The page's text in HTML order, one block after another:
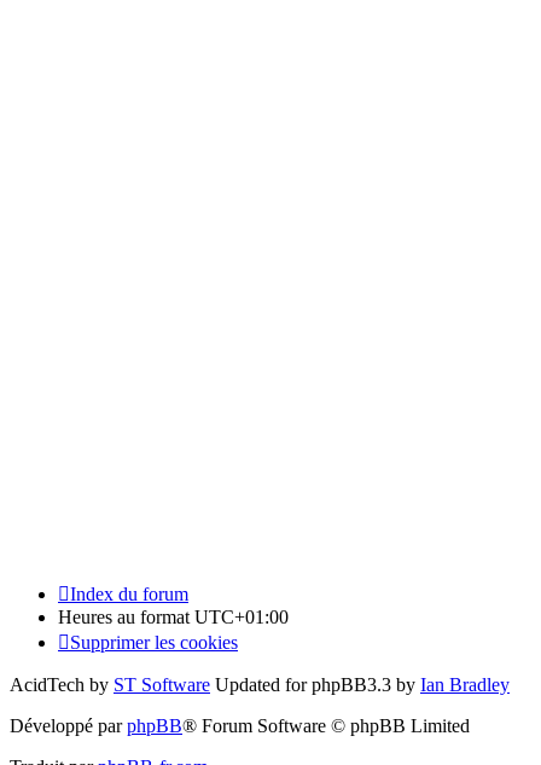
Index du forum
Heures au format UTC+01:00
Supprimer les cookies
AcidTech by ST Software Updated for phpBB3.3 by Ian Bradley
Développé parphpBB® Forum Software © phpBB Limited